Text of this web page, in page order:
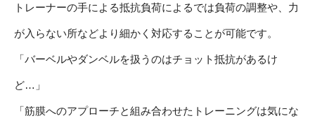
トレーナーの手による抵抗負荷によるでは負荷の調整や、力
が入らない所などより細かく対応することが可能です。
「バーベルやダンベルを扱うのはチョット抵抗があるけ
ど…」
「筋膜へのアプローチと組み合わせたトレーニングは気にな